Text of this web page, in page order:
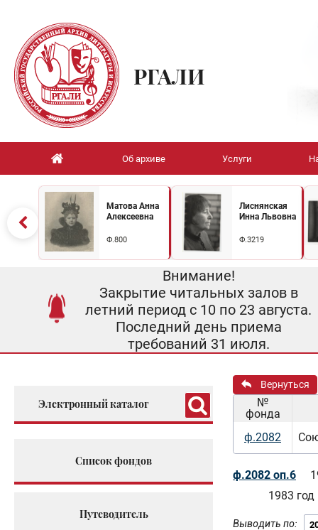
РГАЛИ
Об архиве Услуги
Матова Анна
Алексеевна
Ф.800
Лиснянская
Инна Львовна
Ф.3219
Внимание!
Закрытие читальных залов в
летний период с 10 по 23 августа.
Последний день приема
требований 31 июля.
Электронный каталог
Список фондов
Путеводитель
Вернуться
№
фонда
ф.2082
ф.2082 оп.6
1983 год
Выводить по: